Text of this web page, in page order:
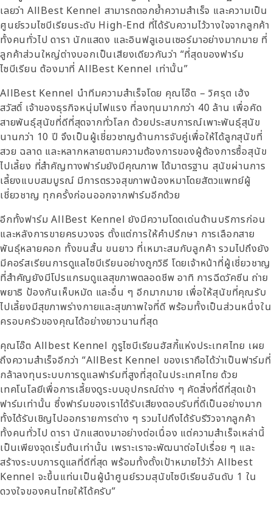
เลยว่า AllBest Kennel สามารถตอกย้ำความสำเร็จ และความเป็น
ศูนย์รวมไซบีเรียนระดับ High-End ที่ได้รับความไว้วางใจจากลูกค้า
ทั้งคนทั่วไป ดารา นักแสดง และอินฟลูเอนเซอร์มาอย่างมากมาย ที่
ลูกค้าส่วนใหญ่ต่างบอกเป็นเสียงเดียวกันว่า “ที่สุดของฟาร์ม
ไซบีเรียน ต้องมาที่ AllBest Kennel เท่านั้น”
AllBest Kennel นำทีมความสำเร็จโดย คุณโอ๊ต – วิศรุต เฮ้ง
สวัสดิ์ เจ้าของธุรกิจหนุ่มไฟแรง ที่ลงทุนมากกว่า 40 ล้าน เพื่อคัด
สายพันธุ์สุนัขที่ดีที่สุดจากทั่วโลก ด้วยประสบการณ์เพาะพันธุ์สุนัข
นานกว่า 10 ปี จึงเป็นผู้เชี่ยวชาญด้านการจับคู่เพื่อให้ได้ลูกสุนัขที่
สวย ฉลาด และหลากหลายตามความต้องการของผู้ต้องการซื้อสุนัข
ไปเลี้ยง ที่สำคัญทางฟาร์มยังมีคุณภาพ ได้มาตรฐาน สุนัขผ่านการ
เลี้ยงแบบสมบูรณ์ มีการตรวจสุขภาพน้องหมาโดยสัตวแพทย์ผู้
เชี่ยวชาญ ทุกครั้งก่อนออกจากฟาร์มอีกด้วย
อีกทั้งฟาร์ม AllBest Kennel ยังมีความโดดเด่นด้านบริการก่อน
และหลังการขายครบวงจร ตั้งแต่การให้คำปรึกษา การเลือกสาย
พันธุ์หลายคอก ทั้งขนสั้น ขนยาว ที่เหมาะสมกับลูกค้า รวมไปถึงยัง
มีคอร์สเรียนการดูแลไซบีเรียนอย่างถูกวิธี โดยเจ้าหน้าที่ผู้เชี่ยวชาญ
ที่สำคัญยังมีโปรแกรมดูแลสุขภาพตลอดชีพ อาทิ การฉีดวัคซีน ถ่าย
พยาธิ ป้องกันเห็บหมัด และอื่น ๆ อีกมากมาย เพื่อให้สุนัขที่คุณรับ
ไปเลี้ยงมีสุขภาพร่างกายและสุขภาพใจที่ดี พร้อมทั้งเป็นส่วนหนึ่งใน
ครอบครัวของคุณได้อย่างยาวนานที่สุด
คุณโอ๊ต Allbest Kennel กูรูไซบีเรียนฮัสกี้แห่งประเทศไทย เผย
ถึงความสำเร็จอีกว่า “AllBest Kennel ของเราถือได้ว่าเป็นฟาร์มที่
กล้าลงทุนระบบการดูแลฟาร์มที่สูงที่สุดในประเทศไทย ด้วย
เทคโนโลยีเพื่อการเลี้ยงดูระบบอุปกรณ์ต่าง ๆ คัดสิ่งที่ดีที่สุดเข้า
ฟาร์มเท่านั้น ซึ่งฟาร์มของเราได้รับเสียงตอบรับที่ดีเป็นอย่างมาก
ทั้งได้รับเชิญไปออกรายการต่าง ๆ รวมไปถึงได้รับรีวิวจากลูกค้า
ทั้งคนทั่วไป ดารา นักแสดงมาอย่างต่อเนื่อง แต่ความสำเร็จเหล่านี้
เป็นเพียงจุดเริ่มต้นเท่านั้น เพราะเราจะพัฒนาต่อไปเรื่อย ๆ และ
สร้างระบบการดูแลที่ดีที่สุด พร้อมทั้งตั้งเป้าหมายไว้ว่า Allbest
Kennel จะขึ้นแท่นเป็นผู้นำศูนย์รวมสุนัขไซบีเรียนอันดับ 1 ใน
ดวงใจของคนไทยให้ได้ครับ”